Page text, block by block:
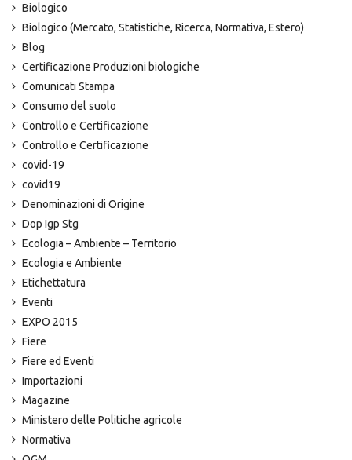
Biologico
Biologico (Mercato, Statistiche, Ricerca, Normativa, Estero)
Blog
Certificazione Produzioni biologiche
Comunicati Stampa
Consumo del suolo
Controllo e Certificazione
Controllo e Certificazione
covid-19
covid19
Denominazioni di Origine
Dop Igp Stg
Ecologia – Ambiente – Territorio
Ecologia e Ambiente
Etichettatura
Eventi
EXPO 2015
Fiere
Fiere ed Eventi
Importazioni
Magazine
Ministero delle Politiche agricole
Normativa